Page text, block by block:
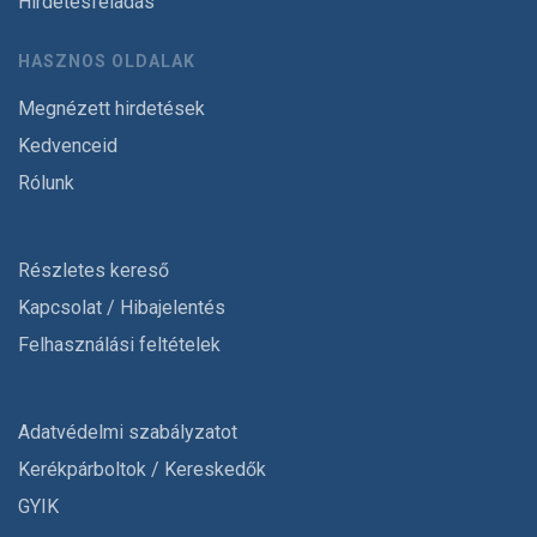
HASZNOS OLDALAK
Megnézett hirdetések
Kedvenceid
Rólunk
Részletes kereső
Kapcsolat / Hibajelentés
Felhasználási feltételek
Adatvédelmi szabályzatot
Kerékpárboltok / Kereskedők
GYIK